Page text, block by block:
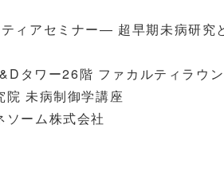
ィアセミナー― 超早期未病研
タワー26階 ファカルティラウ
院 未病制御学講座
ーム株式会社